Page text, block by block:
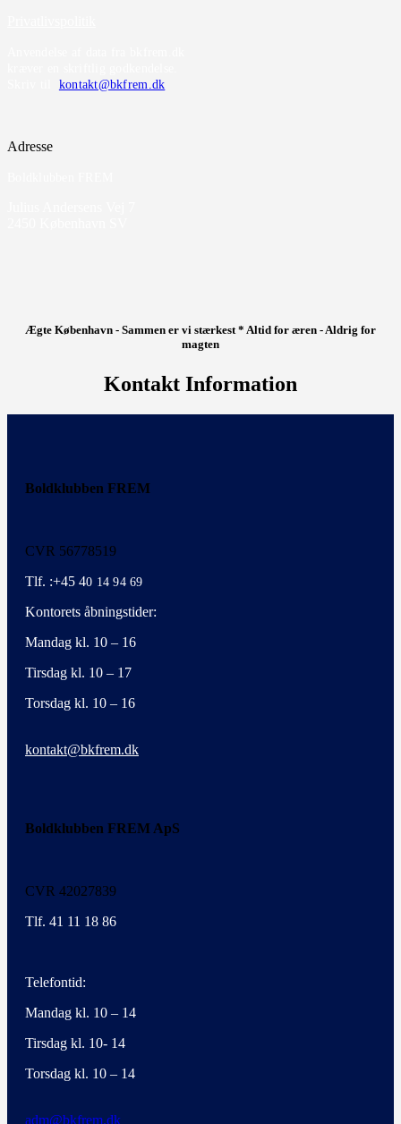
kontakt@bkfrem.dk
Adresse
Ægte København - Sammen er vi stærkest * Altid for æren - Aldrig for
magten
Kontakt Information
Boldklubben FREM
CVR 56778519
Tlf. :+45 40 14 94 69
Kontorets åbningstider:
Mandag kl. 10 – 16
Tirsdag kl. 10 – 17
Torsdag kl. 10 – 16
kontakt@bkfrem.dk
Boldklubben FREM ApS
CVR 42027839
Tlf. 41 11 18 86
Telefontid:
Mandag kl. 10 – 14
Tirsdag kl. 10- 14
Torsdag kl. 10 – 14
adm@bkfrem.dk